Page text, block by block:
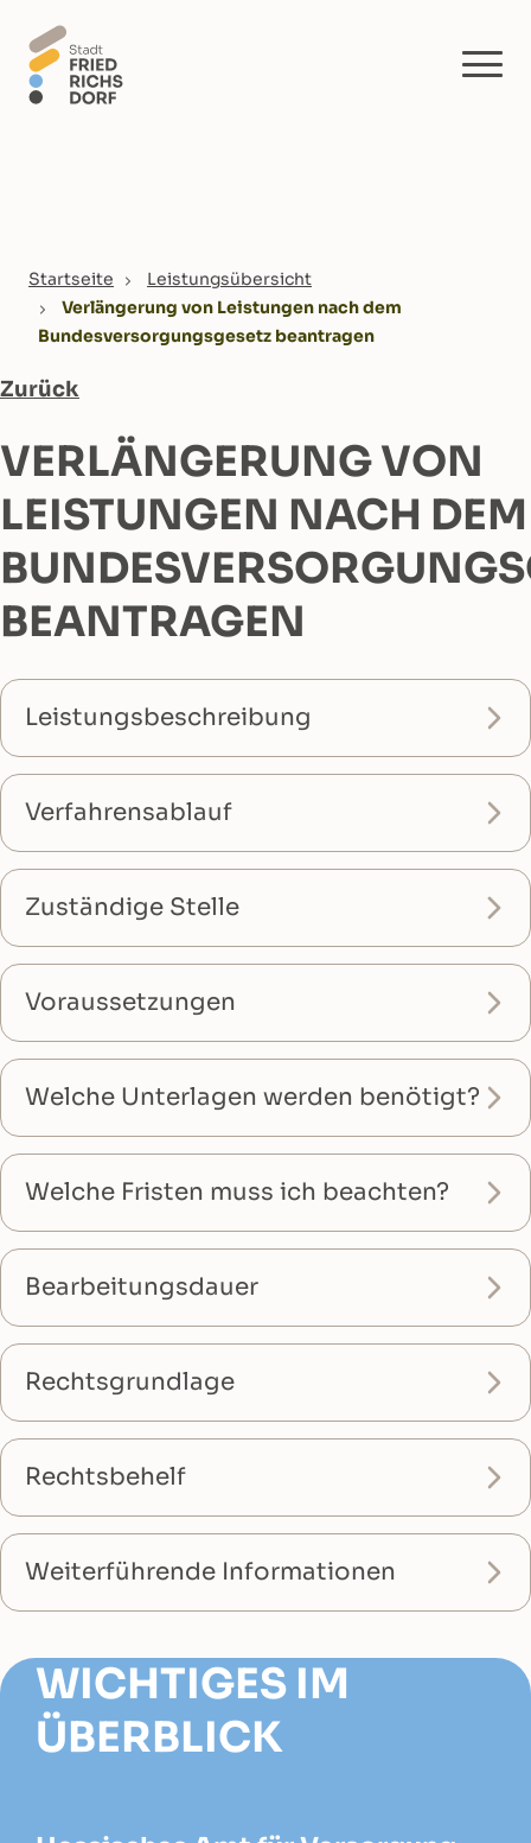
You are here:
Startseite
Leistungsübersicht
Verlängerung von Leistungen nach dem
Bundesversorgungsgesetz beantragen
Zurück
VERLÄNGERUNG VON
LEISTUNGEN NACH DEM
BEANTRAGEN
Leistungsbeschreibung
Verfahrensablauf
Zuständige Stelle
Voraussetzungen
Welche Unterlagen werden benötigt?
Welche Fristen muss ich beachten?
Bearbeitungsdauer
Rechtsgrundlage
Rechtsbehelf
Weiterführende Informationen
WICHTIGES IM
ÜBERBLICK